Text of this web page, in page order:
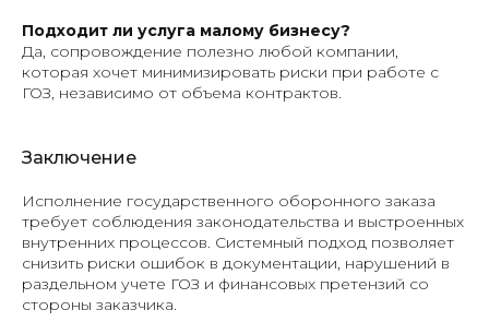
Подходит ли услуга малому бизнесу?
Да, сопровождение полезно любой компании,
которая хочет минимизировать риски при работе с
ГОЗ, независимо от объема контрактов.
Заключение
Исполнение государственного оборонного заказа
требует соблюдения законодательства и выстроенных
внутренних процессов. Системный подход позволяет
снизить риски ошибок в документации, нарушений в
раздельном учете ГОЗ и финансовых претензий со
стороны заказчика.